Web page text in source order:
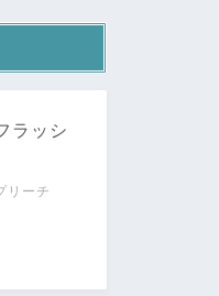
ラッシ
リーチ